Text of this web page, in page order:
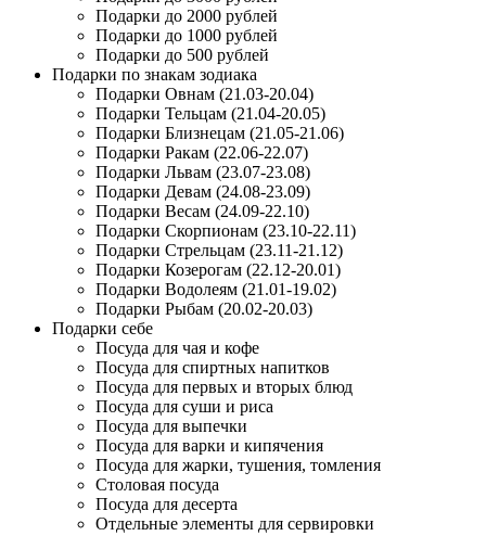
Подарки до 2000 рублей
Подарки до 1000 рублей
Подарки до 500 рублей
Подарки по знакам зодиака
Подарки Овнам (21.03-20.04)
Подарки Тельцам (21.04-20.05)
Подарки Близнецам (21.05-21.06)
Подарки Ракам (22.06-22.07)
Подарки Львам (23.07-23.08)
Подарки Девам (24.08-23.09)
Подарки Весам (24.09-22.10)
Подарки Скорпионам (23.10-22.11)
Подарки Стрельцам (23.11-21.12)
Подарки Козерогам (22.12-20.01)
Подарки Водолеям (21.01-19.02)
Подарки Рыбам (20.02-20.03)
Подарки себе
Посуда для чая и кофе
Посуда для спиртных напитков
Посуда для первых и вторых блюд
Посуда для суши и риса
Посуда для выпечки
Посуда для варки и кипячения
Посуда для жарки, тушения, томления
Столовая посуда
Посуда для десерта
Отдельные элементы для сервировки